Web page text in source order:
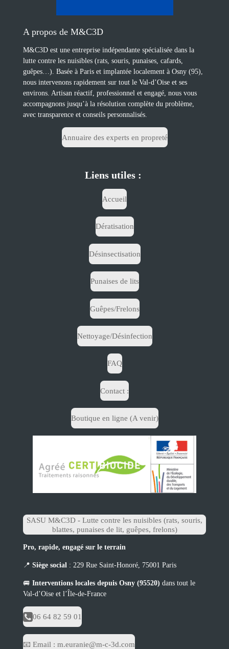
A propos de M&C3D
M&C3D est une entreprise indépendante spécialisée dans la
lutte contre les nuisibles (rats, souris, punaises, cafards,
guêpes…). Basée à Paris et implantée localement à Osny (95),
nous intervenons rapidement sur tout le Val-d’Oise et ses
environs. Artisan réactif, professionnel et engagé, nous vous
accompagnons jusqu’à la résolution complète du problème,
avec transparence et conseils personnalisés.
Annuaire des experts en propreté
Liens utiles :
Accueil
Dératisation
Désinsectisation
Punaises de lits
Guêpes/Frelons
Nettoyage/Désinfection
FAQ
Contact :
Boutique en ligne (A venir)
SASU M&C3D - Lutte contre les nuisibles (rats, souris,
blattes, punaises de lit, guêpes, frelons)
Pro, rapide, engagé sur le terrain
📍 Siège social: 229 Rue Saint-Honoré, 75001 Paris
🚐 Interventions locales depuis Osny (95520) dans tout le
Val-d’Oise et l’Île-de-France
06 64 82 59 01
📧 Email : m.euranie@m-c-3d.com